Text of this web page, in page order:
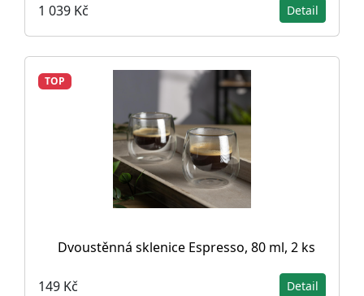
1 039 Kč Detail
TOP
Dvoustěnná sklenice Espresso, 80 ml, 2 ks
149 Kč Detail